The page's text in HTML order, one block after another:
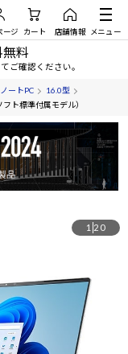
ージ カート 店舗情報 メニュー
料
ご確認ください。
ノートPC
16.0型
ト標準付属モデル）
1 20